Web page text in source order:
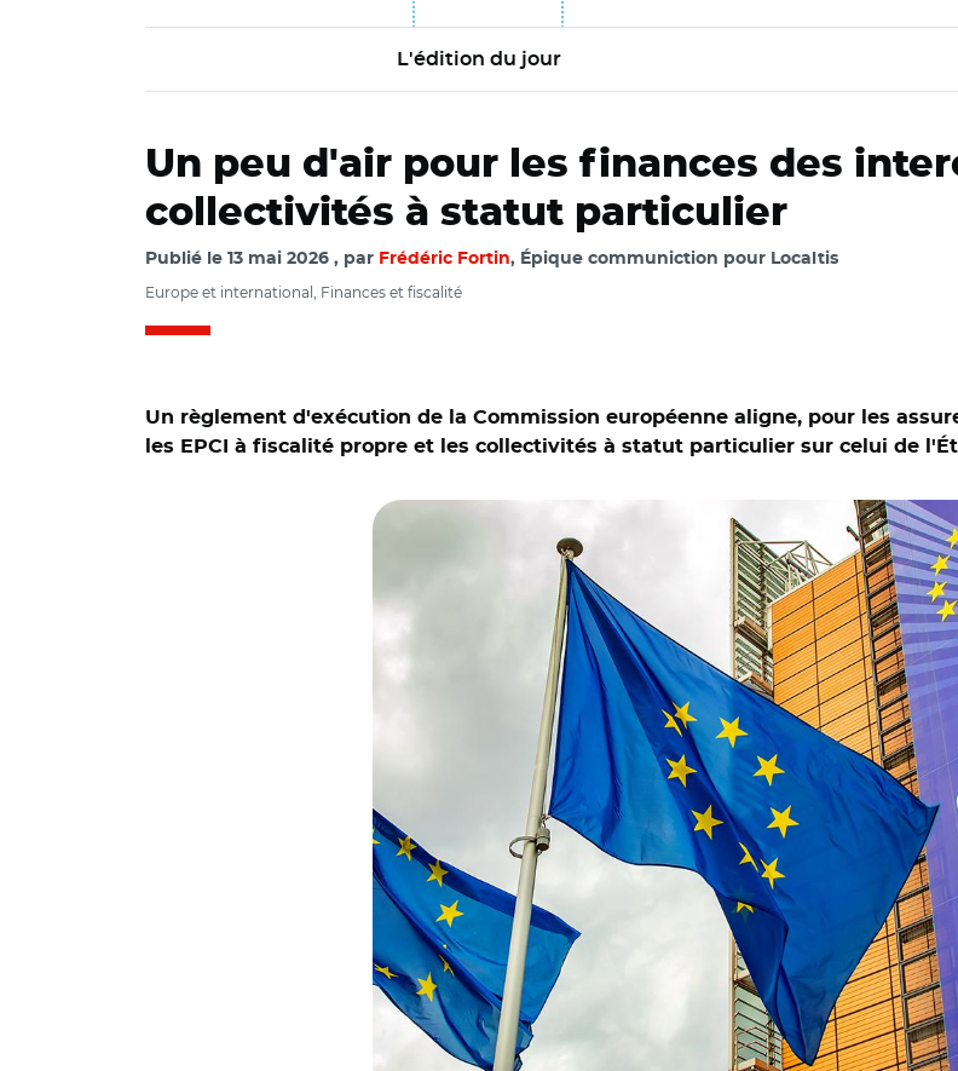
L'édition du jour
Un peu d'air pour les finances des
collectivités à statut particulier
Publié le 13 mai 2026 par Frédéric Fortin, Épique communiction pour Localtis
Europe et international, Finances et fiscalité
Un règlement d'exécution de la Commission européenne aligne, pour les
les EPCI à fiscalité propre et les collectivités à statut particulier sur celui de